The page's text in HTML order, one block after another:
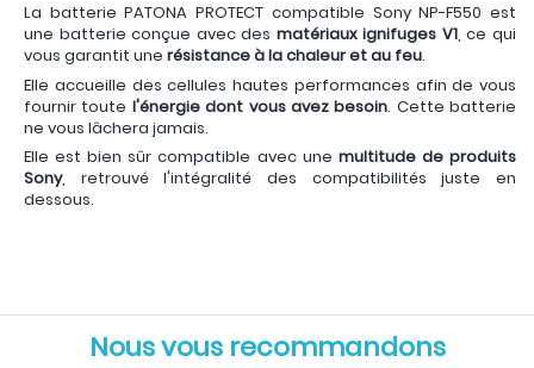
La batterie PATONA PROTECT compatible Sony NP-F550 est
une batterie conçue avec des matériaux ignifuges V1, ce qui
vous garantit une résistance à la chaleur et au feu.
Elle accueille des cellules hautes performances afin de vous
fournir toute l'énergie dont vous avez besoin. Cette batterie
ne vous lâchera jamais.
Elle est bien sûr compatible avec une multitude de produits
Sony, retrouvé l'intégralité des compatibilités juste en
dessous.
Nous vous recommandons